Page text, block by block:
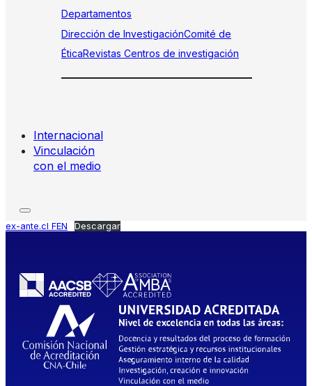
Departamentos
Dirección de InvestigaciónComité de
ÉticaRevistas Centros de investigación
Internacional
Vinculación
con el medio
ex-ante.cl FEN Descargar